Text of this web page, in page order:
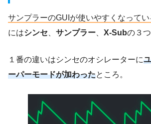
サンプラーのGUIが使いやすくなってい
にはシンセ サンプラー X-Subの３
１番の違いはシンセのオシレーターに
ーパーモードが加わったところ。